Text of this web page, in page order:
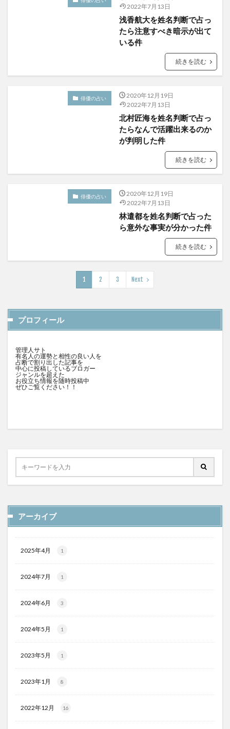
2022年7月13日
浅香航大を姓名判断で占っ
たら注意すべき暗示が出て
いる件
続きを読む
俳優の占い
2020年12月19日
2022年7月13日
北村匠海を姓名判断で占っ
たらなんで活躍出来るのか
が判明した件
続きを読む
俳優の占い
2020年12月19日
2022年7月13日
林遣都を姓名判断で占った
ら意外な事実が分かった件
続きを読む
1 2 3 Next
プロフィール
管理人サト
有名人の運勢と相性の良い人を
占断で割り出した記事を
中心に投稿しているブロガー
ジャンルを超えた
お役立ち情報を随時投稿中
ぜひご覧ください！！
アーカイブ
2025年4月 1
2024年7月 1
2024年6月 3
2024年5月 1
2023年5月 1
2023年1月 8
2022年12月 16